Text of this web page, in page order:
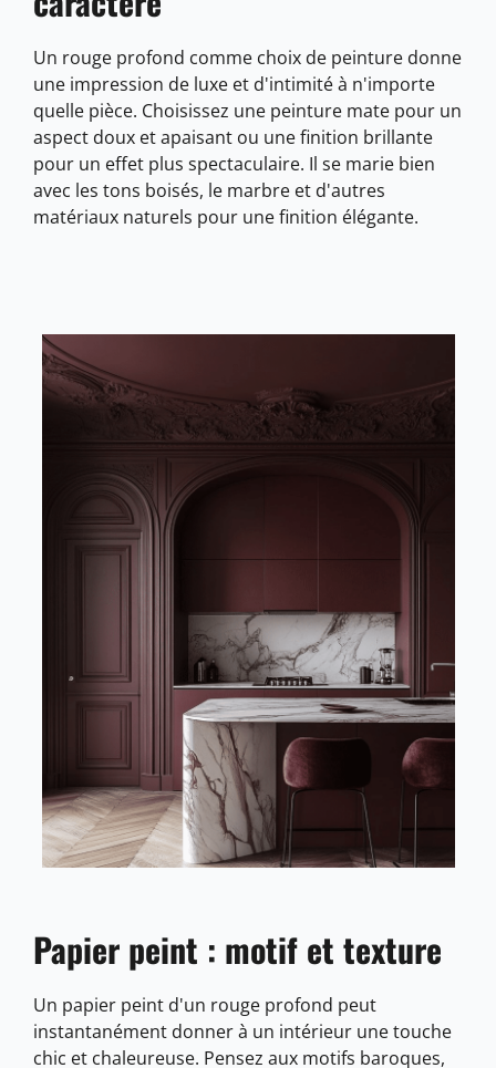
Un rouge profond comme choix de peinture donne
une impression de luxe et d'intimité à n'importe
quelle pièce. Choisissez une peinture mate pour un
aspect doux et apaisant ou une finition brillante
pour un effet plus spectaculaire. Il se marie bien
avec les tons boisés, le marbre et d'autres
matériaux naturels pour une finition élégante.
Papier peint : motif et texture
Un papier peint d'un rouge profond peut
instantanément donner à un intérieur une touche
chic et chaleureuse. Pensez aux motifs baroques,